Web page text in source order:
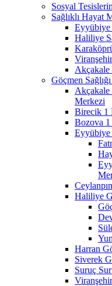
Sosyal
Sağlıklı Hayat
Eyyübiye
Haliliye
Akçakale
Göçmen
Akçakale
Merkezi
Birecik 1
Bozova 1
Eyyübiye
Haliliye
Harran
Siverek
Suruç